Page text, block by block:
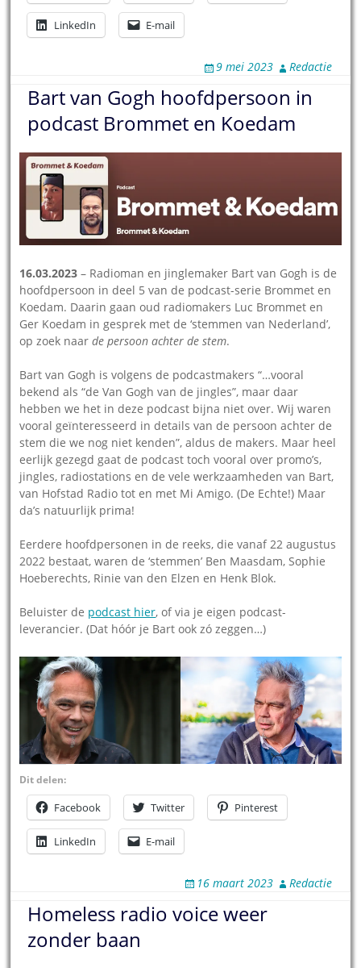
LinkedIn E-mail
9 mei 2023 Redactie
Bart van Gogh hoofdpersoon in
podcast Brommet en Koedam
16.03.2023 – Radioman en jinglemaker Bart van Gogh is de
hoofdpersoon in deel 5 van de podcast-serie Brommet en
Koedam. Daarin gaan oud radiomakers Luc Brommet en
Ger Koedam in gesprek met de ‘stemmen van Nederland’,
op zoek naarde persoon achter de stem.
Bart van Gogh is volgens de podcastmakers “…vooral
bekend als “de Van Gogh van de jingles”, maar daar
hebben we het in deze podcast bijna niet over. Wij waren
vooral geïnteresseerd in details van de persoon achter de
stem die we nog niet kenden”, aldus de makers. Maar heel
eerlijk gezegd gaat de podcast toch vooral over promo’s,
jingles, radiostations en de vele werkzaamheden van Bart,
van Hofstad Radio tot en met Mi Amigo. (De Echte!) Maar
da’s natuurlijk prima!
Eerdere hoofdpersonen in de reeks, die vanaf 22 augustus
2022 bestaat, waren de ‘stemmen’ Ben Maasdam, Sophie
Hoeberechts, Rinie van den Elzen en Henk Blok.
Beluister de podcast hier, of via je eigen podcast-
leverancier. (Dat hóór je Bart ook zó zeggen…)
Dit delen:
Facebook Twitter Pinterest
LinkedIn E-mail
16 maart 2023 Redactie
Homeless radio voice weer
zonder baan